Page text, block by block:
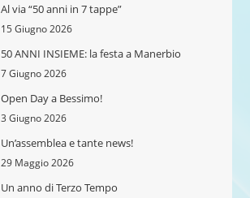
Al via “50 anni in 7 tappe”
15 Giugno 2026
50 ANNI INSIEME: la festa a Manerbio
7 Giugno 2026
Open Day a Bessimo!
3 Giugno 2026
Un’assemblea e tante news!
29 Maggio 2026
Un anno di Terzo Tempo